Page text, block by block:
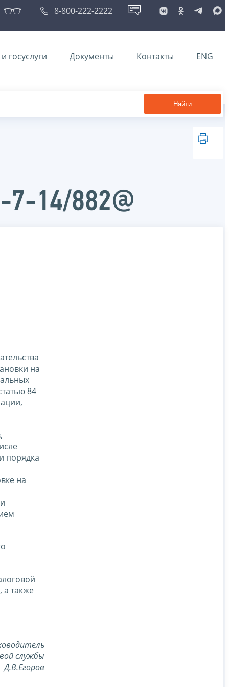
8-800-222-2222
госуслуги Документы Контакты ENG
Найти
7-14/882@
на
84
порядка
на
а также
службы
Д.В.Егоров